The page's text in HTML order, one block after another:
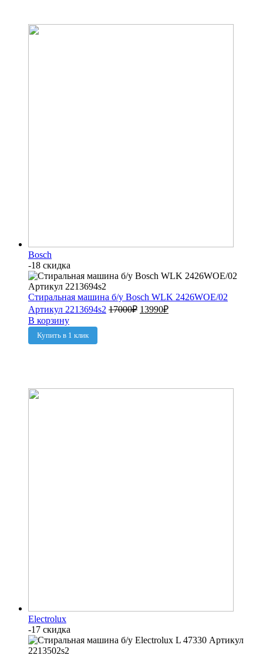
Bosch
-18 скидка
Стиральная машина б/у Bosch WLK 2426WOE/02
Артикул 2213694s2 17000₽ 13990₽
В корзину
Купить в 1 клик
Electrolux
-17 скидка